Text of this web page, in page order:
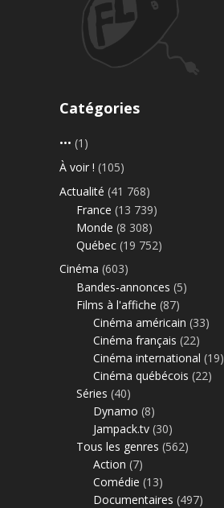
Catégories
••• (1)
À voir ! (105)
Actualité (41 768)
France (13 739)
Monde (8 308)
Québec (19 752)
Cinéma (603)
Bandes-annonces (5)
Films à l'affiche (87)
Cinéma américain (33)
Cinéma français (22)
Cinéma international (19)
Cinéma québécois (22)
Séries (40)
Dynamo (8)
Jampack.tv (30)
Tous les genres (562)
Action (7)
Comédie (13)
Documentaires (497)